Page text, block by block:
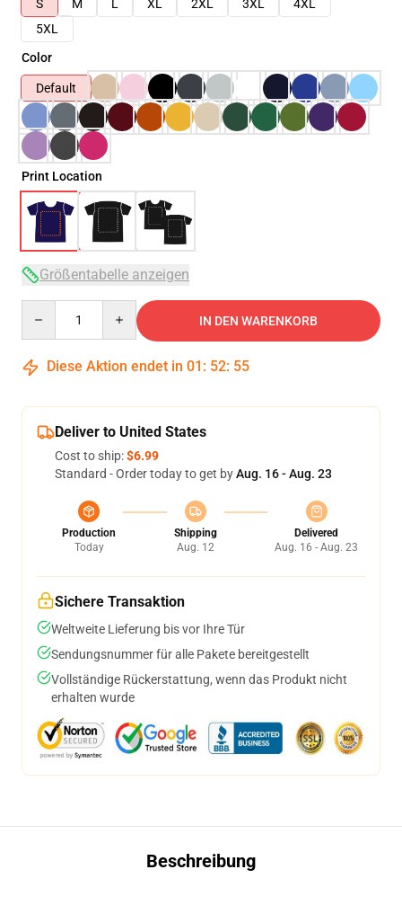
S
M L XL 2XL 3XL
4XL
5XL
Color
Default
Print Location
Größentabelle anzeigen
IN DEN WARENKORB
Diese Aktion endet in 01 : 52: 54
Deliver to United States
Cost to ship:$6.99
Standard - Order today to get byAug. 16 - Aug. 23
Production
Today
Shipping
Aug. 12
Delivered
Aug. 16 - Aug. 23
Sichere Transaktion
Weltweite Lieferung bis vor Ihre Tür
Sendungsnummer für alle Pakete bereitgestellt
Vollständige Rückerstattung, wenn das Produkt nicht
erhalten wurde
Beschreibung